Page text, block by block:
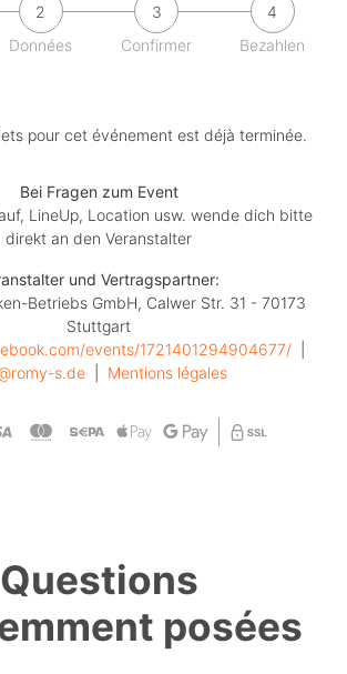
2
Données
3
Confirmer
4
Bezahlen
pour cet événement est déjà terminée.
Bei Fragen zum Event
LineUp, Location usw. wende dich bitte
direkt an den Veranstalter
und Vertragspartner:
Betriebs GmbH, Calwer Str. 31 - 70173
Stuttgart
events/1721401294904677/
s.de
Mentions légales
Questions
posées